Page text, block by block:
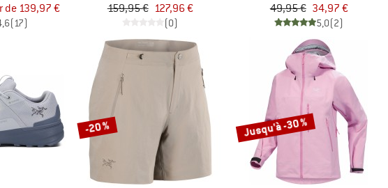
de 139,97 €
(17)
159,95 € 127,96 €
(0)
49,95 € 34,97 €
5,0(2)
-20 % Jusqu'à -30 %